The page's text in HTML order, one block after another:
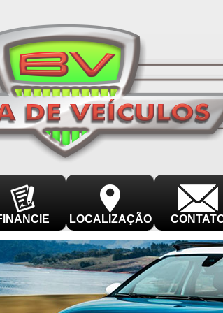
LOCALIZAÇÃO